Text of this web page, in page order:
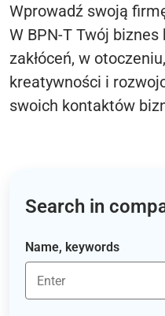
Wprowadź swoją
W BPN-T Twój biznes
zakłóceń, w
kreatywności i
swoich kontaktów
Search in
Name, keywords